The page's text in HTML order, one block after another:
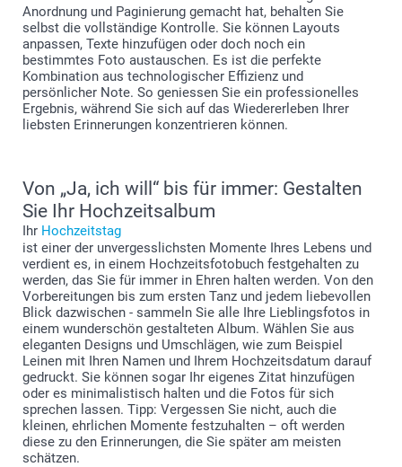
Anordnung und Paginierung gemacht hat, behalten Sie
selbst die vollständige Kontrolle. Sie können Layouts
anpassen, Texte hinzufügen oder doch noch ein
bestimmtes Foto austauschen. Es ist die perfekte
Kombination aus technologischer Effizienz und
persönlicher Note. So geniessen Sie ein professionelles
Ergebnis, während Sie sich auf das Wiedererleben Ihrer
liebsten Erinnerungen konzentrieren können.
Von „Ja, ich will“ bis für immer: Gestalten
Sie Ihr Hochzeitsalbum
Ihr Hochzeitstag
ist einer der unvergesslichsten Momente Ihres Lebens und
verdient es, in einem Hochzeitsfotobuch festgehalten zu
werden, das Sie für immer in Ehren halten werden. Von den
Vorbereitungen bis zum ersten Tanz und jedem liebevollen
Blick dazwischen - sammeln Sie alle Ihre Lieblingsfotos in
einem wunderschön gestalteten Album. Wählen Sie aus
eleganten Designs und Umschlägen, wie zum Beispiel
Leinen mit Ihren Namen und Ihrem Hochzeitsdatum darauf
gedruckt. Sie können sogar Ihr eigenes Zitat hinzufügen
oder es minimalistisch halten und die Fotos für sich
sprechen lassen. Tipp: Vergessen Sie nicht, auch die
kleinen, ehrlichen Momente festzuhalten – oft werden
diese zu den Erinnerungen, die Sie später am meisten
schätzen.